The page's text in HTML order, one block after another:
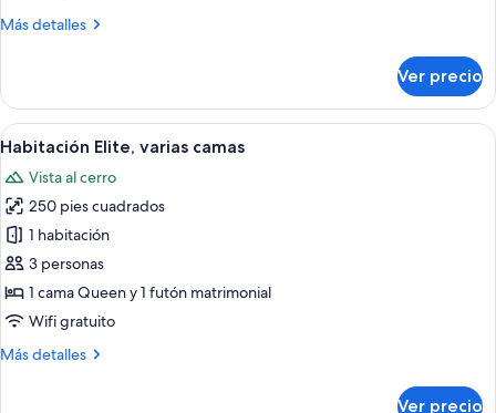
Más detalles
Más
Confort
Ver precio
Abrir
todas
las
fotos
de
Habitación
Elite,
varias
Una parrilla metálica sobre una
31
Habitación Elite, varias camas
Vista al cerro
250 pies cuadrados
1 habitación
3 personas
1 cama Queen y 1 futón matrimonial
Wifi gratuito
Más detalles
Más
Ver precio